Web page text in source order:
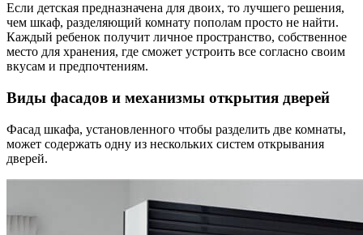
Если детская предназначена для двоих, то лучшего решения,
чем шкаф, разделяющий комнату пополам просто не найти.
Каждый ребенок получит личное пространство, собственное
место для хранения, где сможет устроить все согласно своим
вкусам и предпочтениям.
Виды фасадов и механизмы открытия дверей
Фасад шкафа, установленного чтобы разделить две комнаты,
может содержать одну из нескольких систем открывания
дверей.